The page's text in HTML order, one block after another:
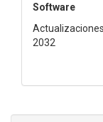
Software
2032